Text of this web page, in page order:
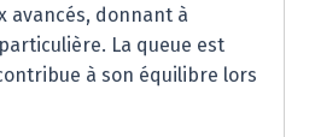
avancés, donnant à
La queue est
à son équilibre lors